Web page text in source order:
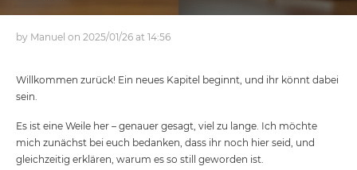
by Manuel on 2025/01/26 at 14:56
Willkommen zurück! Ein neues Kapitel beginnt, und ihr könnt dabei
sein.
Es ist eine Weile her – genauer gesagt, viel zu lange. Ich möchte
mich zunächst bei euch bedanken, dass ihr noch hier seid, und
gleichzeitig erklären, warum es so still geworden ist.